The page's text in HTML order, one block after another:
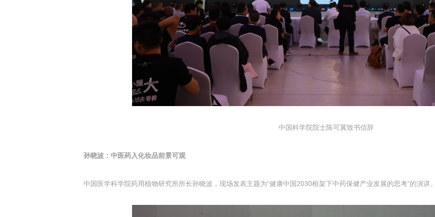
中国科学院院士陈可冀致书信辞
孙晓波：中医药入化妆品前景可观
中国医学科学院药用植物研究所所长孙晓波，现场发表主题为“健康中国2030框架下中药保健产业发展的思考”的演讲